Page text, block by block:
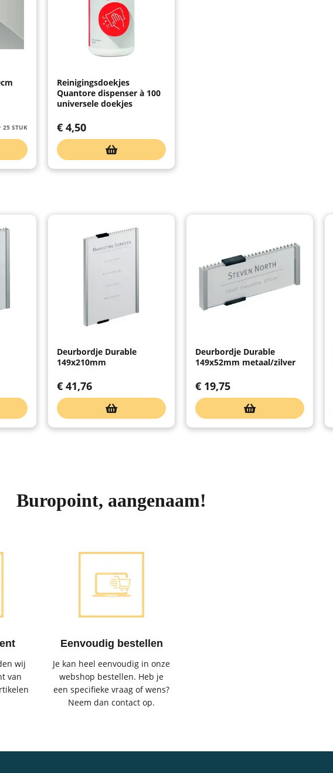
25 STUK
Reinigingsdoekjes
Quantore dispenser à 100
universele doekjes
€ 4,50
Deurbordje Durable
149x210mm
€ 41,76
Deurbordje Durable
149x52mm metaal/zilver
€ 19,75
Buropoint, aangenaam!
wij
van
Eenvoudig bestellen
Je kan heel eenvoudig in onze
webshop bestellen. Heb je
een specifieke vraag of wens?
Neem dan contact op.